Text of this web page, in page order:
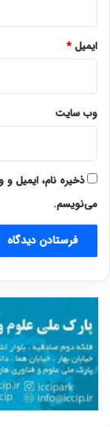
ایمیل*
وب‌ سایت
ذخیره نام، ایمیل
می‌نویسم.